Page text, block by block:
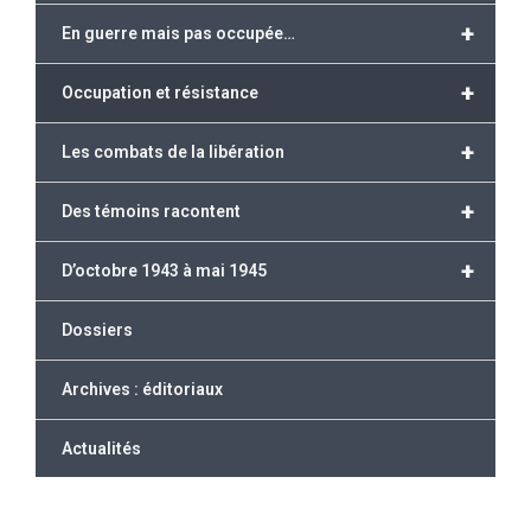
+
En guerre mais pas occupée…
+
Occupation et résistance
+
Les combats de la libération
+
Des témoins racontent
+
D’octobre 1943 à mai 1945
Dossiers
Archives : éditoriaux
Actualités